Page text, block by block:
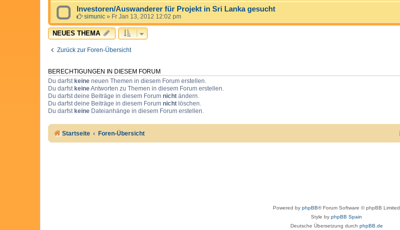
Investoren/Auswanderer für Projekt in Sri Lanka gesucht
simunic » Fr Jan 13, 2012 12:02 pm
NEUES THEMA
Zurück zur Foren-Übersicht
BERECHTIGUNGEN IN DIESEM FORUM
Du darfstkeine neuen Themen in diesem Forum erstellen.
Du darfstkeineAntworten zu Themen in diesem Forum erstellen.
Du darfst deine Beiträge in diesem Forum nicht ändern.
Du darfst deine Beiträge in diesem Forum nicht löschen.
Du darfstkeine Dateianhänge in diesem Forum erstellen.
Startseite Foren-Übersicht
Powered by phpBB® Forum Software © phpBB Limited
Style by phpBB Spain
Deutsche Übersetzung durch phpBB.de